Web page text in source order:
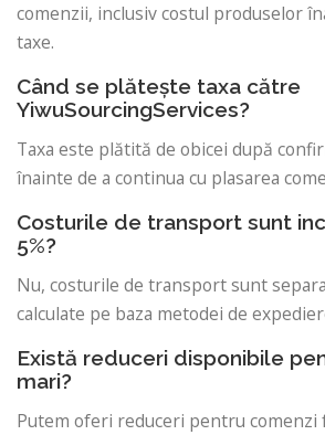
comenzii, inclusiv costul produselor
taxe.
Când se plătește taxa către
YiwuSourcingServices?
Taxa este plătită de obicei după
înainte de a continua cu plasarea
Costurile de transport sunt
5%?
Nu, costurile de transport sunt
calculate pe baza metodei de
Există reduceri disponibile
mari?
Putem oferi reduceri pentru comenzi